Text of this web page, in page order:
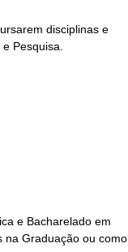
disciplinas e
Pesquisa.
e Bacharelado em
na Graduação ou como